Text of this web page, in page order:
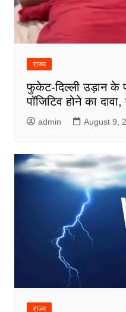
राज्य
फुकेट-दिल्ली उड़ान के
पॉजिटिव होने का
admin August 9,
राज्य